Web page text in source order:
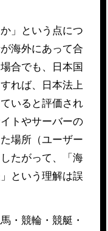
」という点につ
海外にあって合
合でも、日本国
れば、日本法上
いると評価され
トやサーバーの
場所（ユーザー
たがって、「海
という理解は誤
・競輪・競艇・